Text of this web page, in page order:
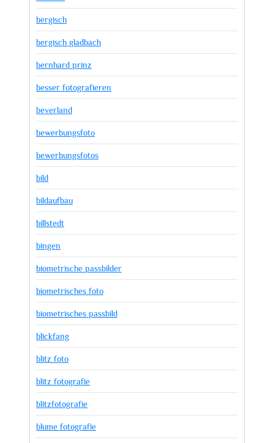
bergisch
bergisch gladbach
bernhard prinz
besser fotografieren
beverland
bewerbungsfoto
bewerbungsfotos
bild
bildaufbau
billstedt
bingen
biometrische passbilder
biometrisches foto
biometrisches passbild
blickfang
blitz foto
blitz fotografie
blitzfotografie
blume fotografie